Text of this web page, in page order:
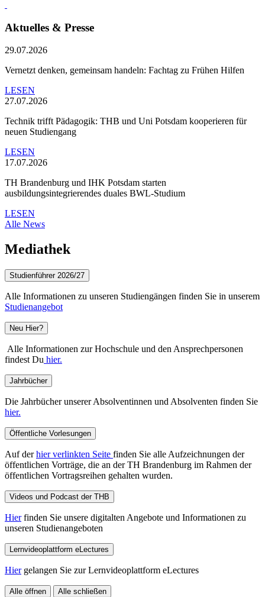
Aktuelles & Presse
29.07.2026
Vernetzt denken, gemeinsam handeln: Fachtag zu Frühen Hilfen
LESEN
27.07.2026
Technik trifft Pädagogik: THB und Uni Potsdam kooperieren für
neuen Studiengang
LESEN
17.07.2026
TH Brandenburg und IHK Potsdam starten
ausbildungsintegrierendes duales BWL-Studium
LESEN
Alle News
Mediathek
Studienführer 2026/27
Alle Informationen zu unseren Studiengängen finden Sie in unserem
Studienangebot
Neu Hier?
Alle Informationen zur Hochschule und den Ansprechpersonen
findest Du hier.
Jahrbücher
Die Jahrbücher unserer Absolventinnen und Absolventen finden Sie
hier.
Öffentliche Vorlesungen
Auf derhier verlinkten Seite finden Sie alle Aufzeichnungen der
öffentlichen Vorträge, die an der TH Brandenburg im Rahmen der
öffentlichen Vortragsreihen gehalten wurden.
Videos und Podcast der THB
Hierfinden Sie unsere digitalten Angebote und Informationen zu
unseren Studienangeboten
Lernvideoplattform eLectures
Hiergelangen Sie zur Lernvideoplattform eLectures
Alle öffnen Alle schließen